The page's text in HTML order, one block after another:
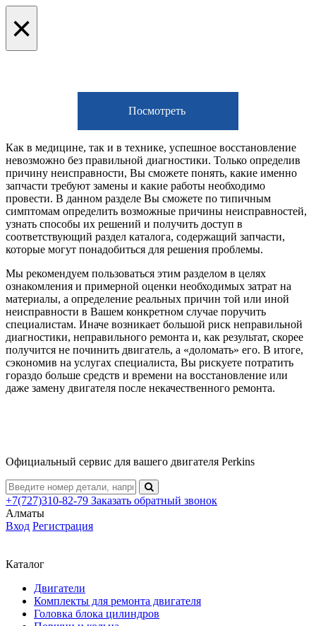
×
Посмотреть
Как в медицине, так и в технике, успешное восстановление
невозможно без правильной диагностики. Только определив
причину неисправности, Вы сможете понять, какие именно
запчасти требуют замены и какие работы необходимо
провести. В данном разделе Вы сможете по типичным
симптомам определить возможные причины неисправностей,
узнать способы их решений и получить доступ в
соответствующий раздел каталога, содержащий запчасти,
которые могут понадобиться для решения проблемы.
Мы рекомендуем пользоваться этим разделом в целях
ознакомления и примерной оценки необходимых затрат на
материалы, а определение реальных причин той или иной
неисправности в Вашем конкретном случае поручить
специалистам. Иначе возникает большой риск неправильной
диагностики, неправильного ремонта и, как результат, скорее
получится не починить двигатель, а «доломать» его. В итоге,
сэкономив на услугах специалиста, Вы рискуете потратить
гораздо больше средств и времени на восстановление или
даже замену двигателя после некачественного ремонта.
Официальный сервис для вашего двигателя Perkins
+7(727)310-82-79 Заказать обратный звонок
Алматы
Вход Регистрация
Каталог
Двигатели
Комплекты для ремонта двигателя
Головка блока цилиндров